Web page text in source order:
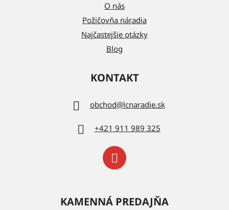
O nás
Požičovňa náradia
Najčastejšie otázky
Blog
KONTAKT
obchod@lcnaradie.sk
+421 911 989 325
KAMENNÁ PREDAJŇA